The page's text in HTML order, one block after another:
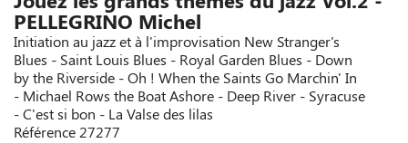
PELLEGRINO Michel
Initiation au jazz et à l'improvisation New Stranger's
Blues - Saint Louis Blues - Royal Garden Blues - Down
by the Riverside - Oh ! When the Saints Go Marchin' In
- Michael Rows the Boat Ashore - Deep River - Syracuse
- C'est si bon - La Valse des lilas
Référence 27277